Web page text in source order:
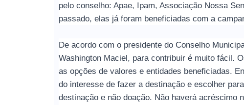
pelo conselho: Apae, Ipam, Associação Nossa
passado, elas já foram beneficiadas com a
De acordo com o presidente do Conselho
Washington Maciel, para contribuir é muito fácil.
as opções de valores e entidades beneficiadas.
do interesse de fazer a destinação e escolher
destinação e não doação. Não haverá acréscimo